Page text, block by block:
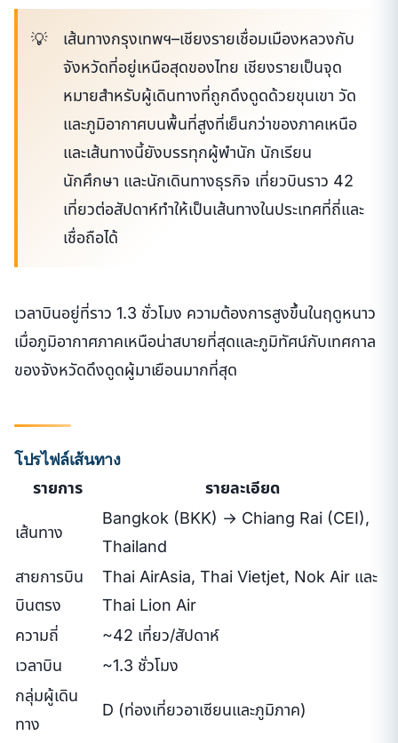
เส้นทางกรุงเทพฯ–เชียงรายเชื่อมเมืองหลวงกับ
จังหวัดที่อยู่เหนือสุดของไทย เชียงรายเป็นจุด
หมายสำหรับผู้เดินทางที่ถูกดึงดูดด้วยขุนเขา วัด
และภูมิอากาศบนพื้นที่สูงที่เย็นกว่าของภาคเหนือ
และเส้นทางนี้ยังบรรทุกผู้พำนัก นักเรียน
นักศึกษา และนักเดินทางธุรกิจ เที่ยวบินราว 42
เที่ยวต่อสัปดาห์ทำให้เป็นเส้นทางในประเทศที่ถี่และ
เชื่อถือได้
เวลาบินอยู่ที่ราว 1.3 ชั่วโมง ความต้องการสูงขึ้นในฤดูหนาว
เมื่อภูมิอากาศภาคเหนือน่าสบายที่สุดและภูมิทัศน์กับเทศกาล
ของจังหวัดดึงดูดผู้มาเยือนมากที่สุด
โปรไฟล์เส้นทาง
รายการ รายละเอียด
เส้นทาง
Bangkok (BKK) → Chiang Rai (CEI),
Thailand
สายการบิน
บินตรง
Thai AirAsia, Thai Vietjet, Nok Air และ
Thai Lion Air
ความถี่
~42 เที่ยว/สัปดาห์
เวลาบิน
~1.3 ชั่วโมง
กลุ่มผู้เดิน
ทาง
D (ท่องเที่ยวอาเซียนและภูมิภาค)